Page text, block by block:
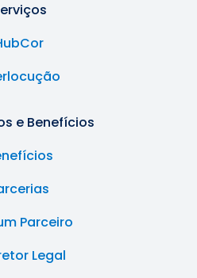
e Benefícios
Parceiro
Legal